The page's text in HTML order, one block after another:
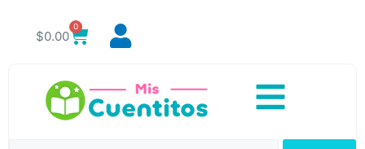
$0.00
0